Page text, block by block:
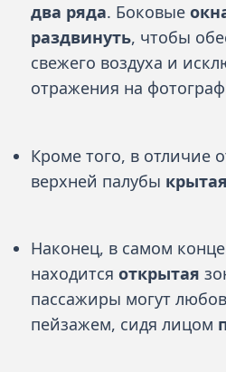
два ряда. Боковые
раздвинуть, чтобы
свежего воздуха и
отражения на
Кроме того, в отличие
верхней палубы крытая
Наконец, в самом
находитсяоткрытая
пассажиры могут
пейзажем, сидя лицом